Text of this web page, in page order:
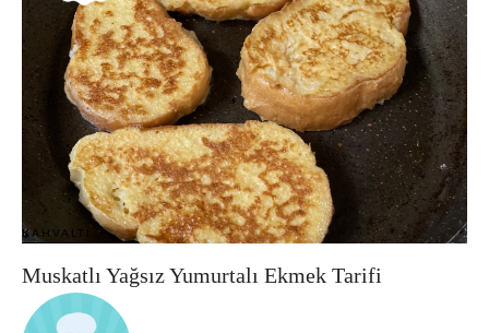
KAHVALTI
Muskatlı Yağsız Yumurtalı Ekmek Tarifi